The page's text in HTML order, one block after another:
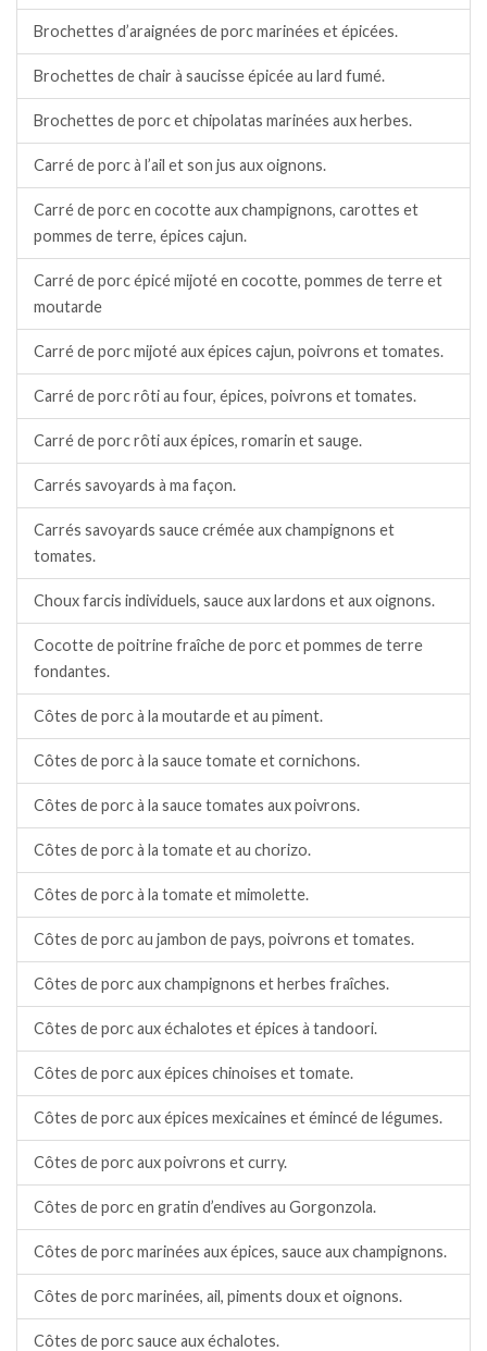
Brochettes d’araignées de porc marinées et épicées.
Brochettes de chair à saucisse épicée au lard fumé.
Brochettes de porc et chipolatas marinées aux herbes.
Carré de porc à l’ail et son jus aux oignons.
Carré de porc en cocotte aux champignons, carottes et
pommes de terre, épices cajun.
Carré de porc épicé mijoté en cocotte, pommes de terre et
moutarde
Carré de porc mijoté aux épices cajun, poivrons et tomates.
Carré de porc rôti au four, épices, poivrons et tomates.
Carré de porc rôti aux épices, romarin et sauge.
Carrés savoyards à ma façon.
Carrés savoyards sauce crémée aux champignons et
tomates.
Choux farcis individuels, sauce aux lardons et aux oignons.
Cocotte de poitrine fraîche de porc et pommes de terre
fondantes.
Côtes de porc à la moutarde et au piment.
Côtes de porc à la sauce tomate et cornichons.
Côtes de porc à la sauce tomates aux poivrons.
Côtes de porc à la tomate et au chorizo.
Côtes de porc à la tomate et mimolette.
Côtes de porc au jambon de pays, poivrons et tomates.
Côtes de porc aux champignons et herbes fraîches.
Côtes de porc aux échalotes et épices à tandoori.
Côtes de porc aux épices chinoises et tomate.
Côtes de porc aux épices mexicaines et émincé de légumes.
Côtes de porc aux poivrons et curry.
Côtes de porc en gratin d’endives au Gorgonzola.
Côtes de porc marinées aux épices, sauce aux champignons.
Côtes de porc marinées, ail, piments doux et oignons.
Côtes de porc sauce aux échalotes.